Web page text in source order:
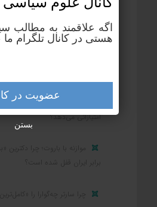
بزرگ‌ترین رنج بشر چیست؟
کشوری که در جنگ شکست
امتیازاتی می‌دهد؟
موازنه با باروت؛ چرا دکترین
چرا سارتر چه‌گوارا را
اگه علاقمند به مطالب
هستی در کانال تلگرام
عضویت در
بستن